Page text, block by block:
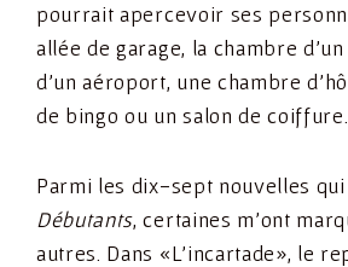
pourrait apercevoir ses
allée de garage, la chambre
d’un aéroport, une chambre
de bingo ou un salon de coiffure.
Parmi les dix-sept nouvelles
Débutants, certaines m’ont
autres. Dans «L’incartade», le